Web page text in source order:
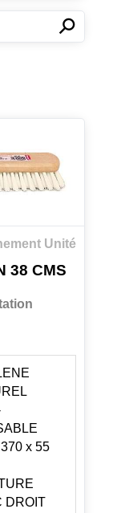
✕⚲
Unité
38 CMS
x 55
DROIT